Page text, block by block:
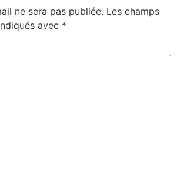
ne sera pas publiée. Les champs
avec *